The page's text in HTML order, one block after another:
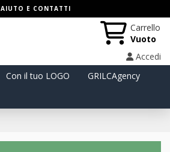
AIUTO E CONTATTI
Carrello
Vuoto
Accedi
Con il tuo LOGO
GRILCAgency